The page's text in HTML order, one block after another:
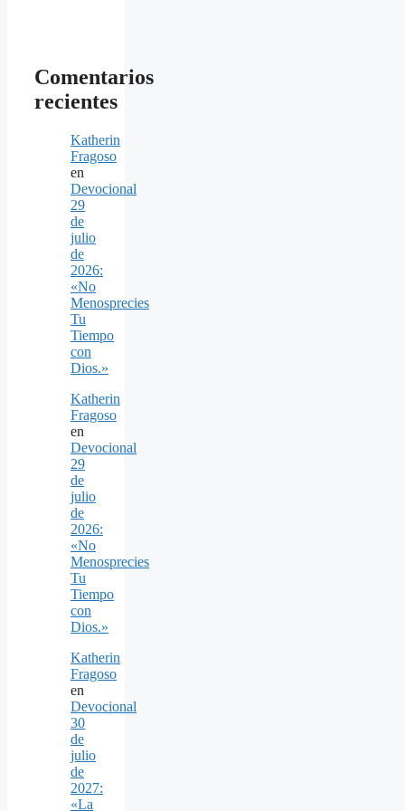
Comentarios
recientes
Katherin
Fragoso
en
Devocional
29
de
julio
de
2026:
«No
Menosprecies
Tu
Tiempo
con
Dios.»
Katherin
Fragoso
en
Devocional
29
de
julio
de
2026:
«No
Menosprecies
Tu
Tiempo
con
Dios.»
Katherin
Fragoso
en
Devocional
30
de
julio
de
2027:
«La